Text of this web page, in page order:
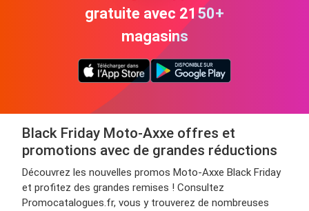
gratuite avec 2150+
magasins
Black Friday Moto-Axxe offres et
promotions avec de grandes réductions
Découvrez les nouvelles promos Moto-Axxe Black Friday
et profitez des grandes remises ! Consultez
Promocatalogues.fr, vous y trouverez de nombreuses